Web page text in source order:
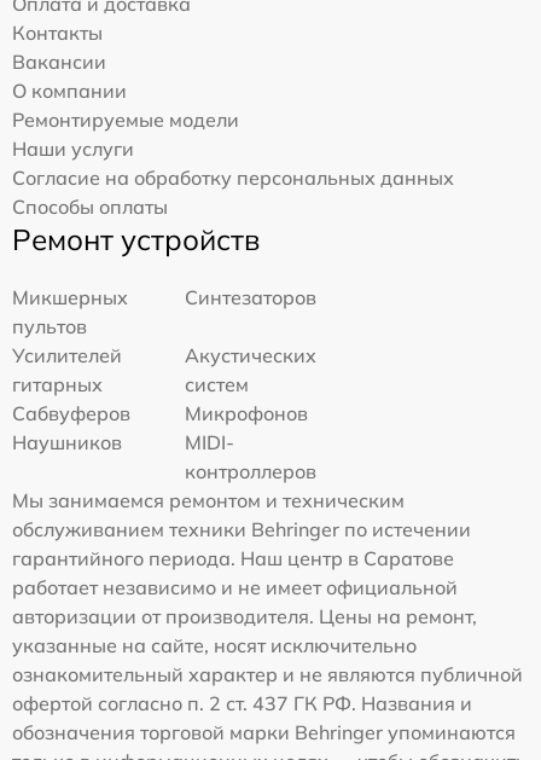
Контакты
Вакансии
О компании
Ремонтируемые модели
Наши услуги
Согласие на обработку персональных данных
Способы оплаты
Ремонт устройств
Микшерных
пультов
Синтезаторов
Усилителей
гитарных
Акустических
систем
Сабвуферов
Микрофонов
Наушников
MIDI-
контроллеров
Мы занимаемся ремонтом и техническим
обслуживанием техники Behringer по истечении
гарантийного периода. Наш центр в Саратове
работает независимо и не имеет официальной
авторизации от производителя. Цены на ремонт,
указанные на сайте, носят исключительно
ознакомительный характер и не являются публичной
офертой согласно п. 2 ст. 437 ГК РФ. Названия и
обозначения торговой марки Behringer упоминаются